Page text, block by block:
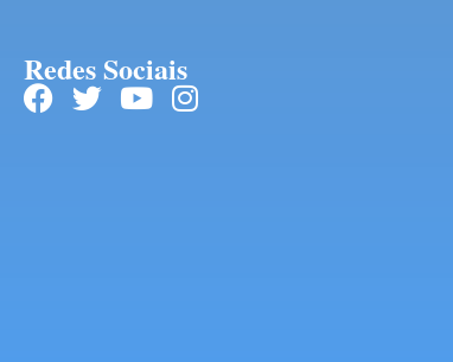
Redes Sociais